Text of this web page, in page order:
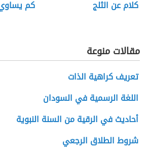
كلام عن الثلج كم
مقالات منوعة
تعريف كراهية الذات
اللغة الرسمية في السودان
أحاديث في الرقية من السنة النبوية
شروط الطلاق الرجعي